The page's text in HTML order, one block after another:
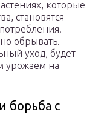
которые
становятся
обрывать.
уход, будет
урожаем на
борьба с